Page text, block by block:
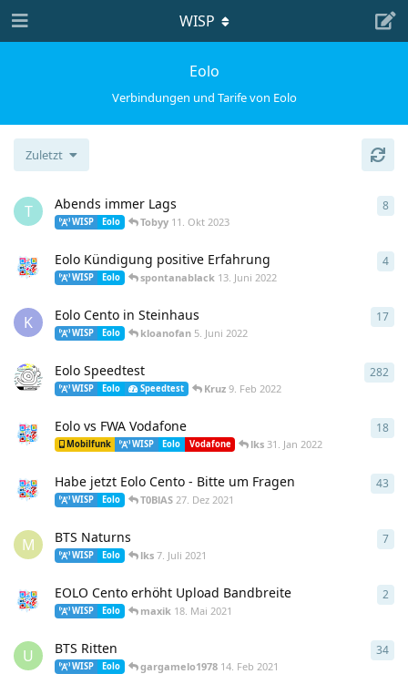
Eolo
Verbindungen und Tarife von Eolo
WISP
Zuletzt
T Abends immer Lags
WISP Eolo Tobyy 11. Okt 2023
8
Eolo Kündigung positive Erfahrung
WISP Eolo spontanablack 13. Juni 2022
4
K Eolo Cento in Steinhaus
WISP Eolo kloanofan 5. Juni 2022
17
Eolo Speedtest
WISP Eolo Speedtest Kruz 9. Feb 2022
282
Eolo vs FWA Vodafone
Mobilfunk WISP Eolo Vodafone lks 31. Jan 2022
18
Habe jetzt Eolo Cento - Bitte um Fragen
WISP Eolo T0BlAS 27. Dez 2021
43
M BTS Naturns
WISP Eolo lks 7. Juli 2021
7
EOLO Cento erhöht Upload Bandbreite
WISP Eolo maxik 18. Mai 2021
2
U BTS Ritten
WISP Eolo gargamelo1978 14. Feb 2021
34